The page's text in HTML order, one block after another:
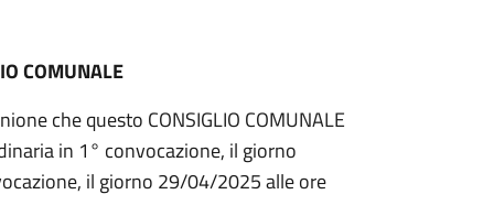
COMUNALE
che questo CONSIGLIO COMUNALE
in 1° convocazione, il giorno
il giorno 29/04/2025 alle ore